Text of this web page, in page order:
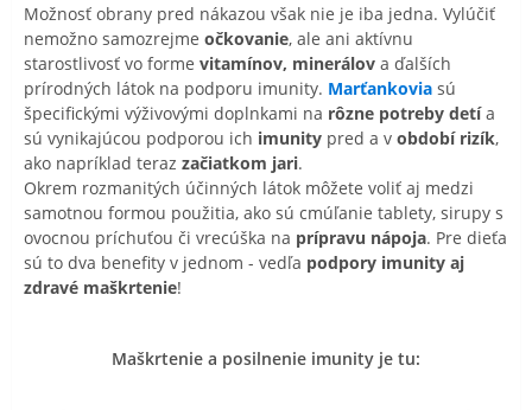
Možnosť obrany pred nákazou však nie je iba jedna. Vylúčiť
nemožno samozrejme očkovanie, ale ani aktívnu
starostlivosť vo forme vitamínov, minerálov a ďalších
prírodných látok na podporu imunity. Marťankovia sú
špecifickými výživovými doplnkami na rôzne potreby detía
sú vynikajúcou podporou ich imunity pred a v období rizík,
ako napríklad teraz začiatkom jari.
Okrem rozmanitých účinných látok môžete voliť aj medzi
samotnou formou použitia, ako sú cmúľanie tablety, sirupy s
ovocnou príchuťou či vrecúška na prípravu nápoja. Pre dieťa
sú to dva benefity v jednom - vedľa podpory imunity aj
zdravé maškrtenie!
Maškrtenie a posilnenie imunity je tu: